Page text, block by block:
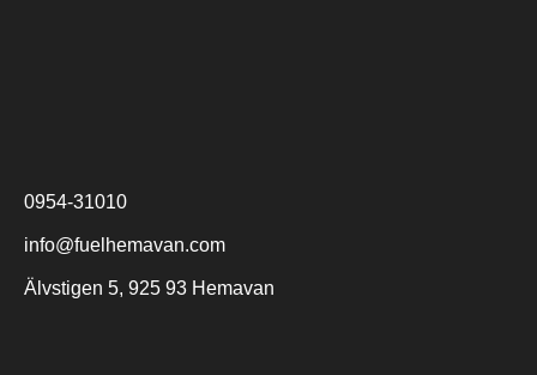
0954-31010
info@fuelhemavan.com
Älvstigen 5, 925 93 Hemavan